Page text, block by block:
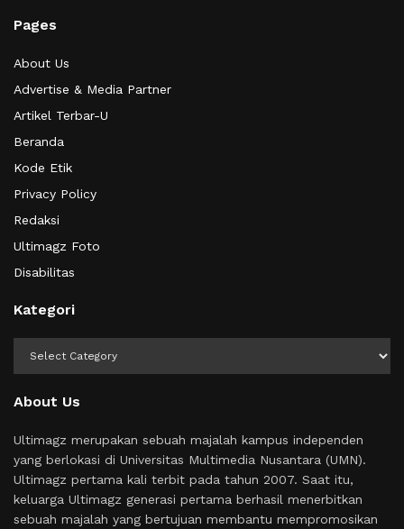
Pages
About Us
Advertise & Media Partner
Artikel Terbar-U
Beranda
Kode Etik
Privacy Policy
Redaksi
Ultimagz Foto
Disabilitas
Kategori
About Us
Ultimagz merupakan sebuah majalah kampus independen
yang berlokasi di Universitas Multimedia Nusantara (UMN).
Ultimagz pertama kali terbit pada tahun 2007. Saat itu,
keluarga Ultimagz generasi pertama berhasil menerbitkan
sebuah majalah yang bertujuan membantu mempromosikan